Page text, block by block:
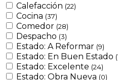
Calefacción (22)
Cocina (37)
Comedor (28)
Despacho (3)
Estado: A Reformar (9)
Estado: En Buen Estado
Estado: Excelente (24)
Estado: Obra Nueva (0)